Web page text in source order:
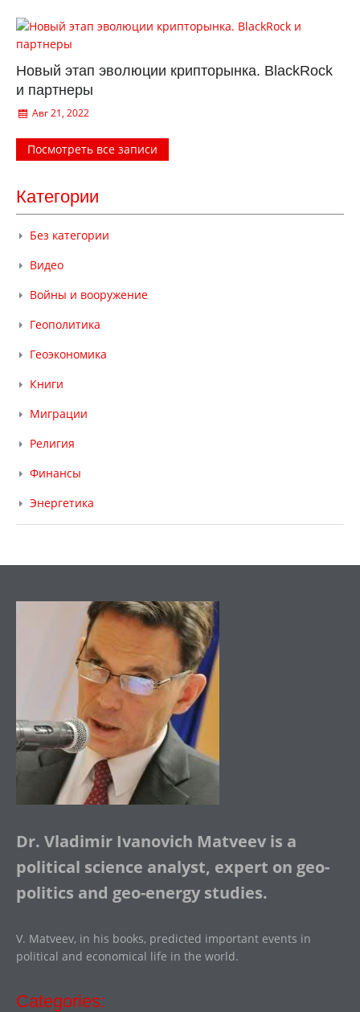
Новый этап эволюции крипторынка. BlackRock
и партнеры
Авг 21, 2022
Посмотреть все записи
Категории
Без категории
Видео
Войны и вооружение
Геополитика
Геоэкономика
Книги
Миграции
Религия
Финансы
Энергетика
Dr. Vladimir Ivanovich Matveev is a
political science analyst, expert on geo-
politics and geo-energy studies.
V. Matveev, in his books, predicted important events in
political and economical life in the world.
Categories: